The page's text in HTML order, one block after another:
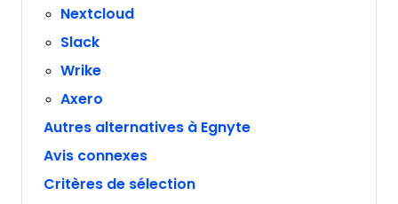
Nextcloud
Slack
Wrike
Axero
Autres alternatives à Egnyte
Avis connexes
Critères de sélection